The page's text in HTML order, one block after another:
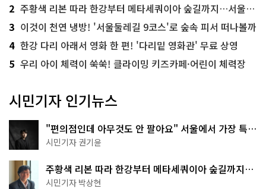
2 주황색 리본 따라 한강부터 메타세쿼이아 숲길까지…서울둘레길 15코스
3 이것이 천연 냉방! '서울둘레길 9코스'로 숲속 피서 떠나볼까
4 한강 다리 아래서 영화 한 편! '다리밑 영화관' 무료 상영
5 우리 아이 체력이 쑥쑥! 클라이밍 키즈카페·어린이 체력장
시민기자 인기뉴스
"편의점인데 아무것도 안 팔아요" 서울에서 가장 특별
한 편의점의 정체
시민기자 권기윤
주황색 리본 따라 한강부터 메타세쿼이아 숲길까지…
서울둘레길 15코스
시민기자 박상현